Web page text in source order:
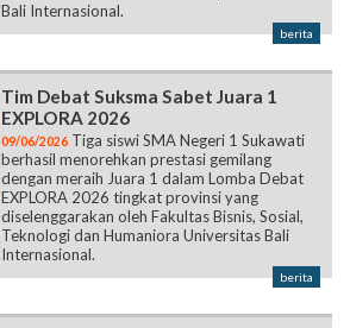
Bali Internasional.
berita
Tim Debat Suksma Sabet Juara 1
EXPLORA 2026
09/06/2026 Tiga siswi SMA Negeri 1 Sukawati
berhasil menorehkan prestasi gemilang
dengan meraih Juara 1 dalam Lomba Debat
EXPLORA 2026 tingkat provinsi yang
diselenggarakan oleh Fakultas Bisnis, Sosial,
Teknologi dan Humaniora Universitas Bali
Internasional.
berita